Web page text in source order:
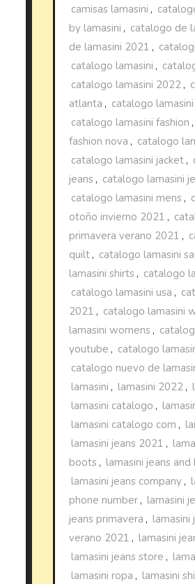
camisas lamasini ,
by lamasini , catalogo de
de lamasini 2021 ,
catalogo lamasini ,
catalogo lamasini 2022 ,
atlanta , catalogo
catalogo lamasini fashion ,
fashion nova , catalogo
catalogo lamasini jacket ,
jeans , catalogo lamasini
catalogo lamasini mens ,
otoño invierno 2021 ,
primavera verano 2021 ,
quilt , catalogo lamasini
lamasini shirts , catalogo
catalogo lamasini usa ,
2021 , catalogo lamasini
lamasini womens ,
youtube , catalogo
catalogo nuevo de
lamasini , lamasini 2022 ,
lamasini catalogo ,
lamasini catalogo com ,
lamasini jeans 2021 ,
boots , lamasini jeans
lamasini jeans company ,
phone number , lamasini
jeans primavera , lamasini
verano 2021 , lamasini
lamasini jeans store ,
lamasini ropa , lamasini